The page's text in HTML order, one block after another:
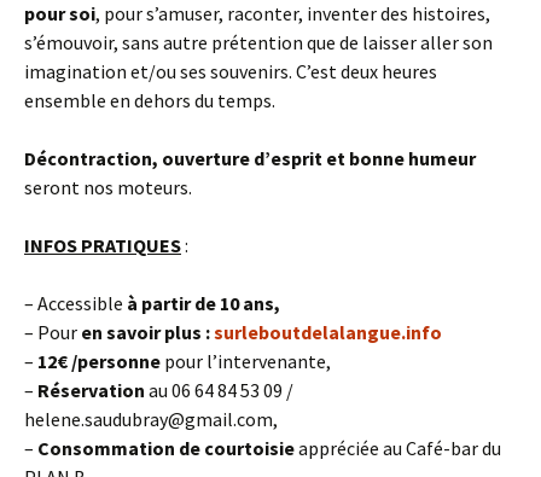
pour soi, pour s’amuser, raconter, inventer des histoires,
s’émouvoir, sans autre prétention que de laisser aller son
imagination et/ou ses souvenirs. C’est deux heures
ensemble en dehors du temps.
Décontraction, ouverture d’esprit et bonne humeur
seront nos moteurs.
INFOS PRATIQUES:
– Accessible à partir de 10 ans,
– Pour en savoir plus :surleboutdelalangue.info
– 12€ /personne pour l’intervenante,
– Réservation au 06 64 84 53 09 /
helene.saudubray@gmail.com,
– Consommation de courtoisieappréciée au Café-bar du